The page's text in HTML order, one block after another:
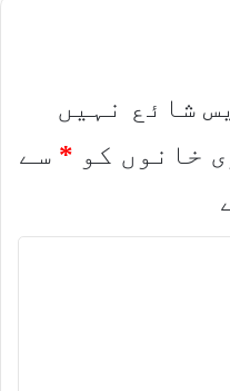
شائع نہیں
خانوں کو * سے